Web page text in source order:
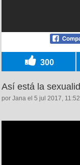
300
Así está la
por Jana el 5 jul 2017, 11:52